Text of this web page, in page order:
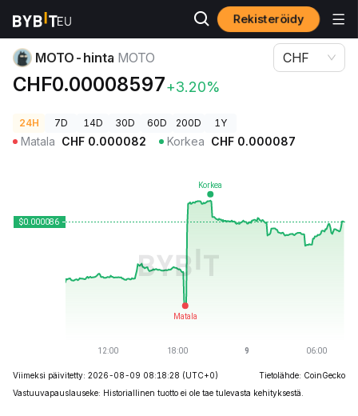
Rekisteröidy
Kryptohinnat
MOTO-hinta MOTO
CHF0.00008597+3.20%
CHF
24H 7D 14D 30D 60D 200D 1Y
Matala CHF 0.000082 Korkea CHF 0.000087
Viimeksi päivitetty: 2026-08-09 08:18:28 (UTC+0)
Tietolähde: CoinGecko
Vastuuvapauslauseke: Historiallinen tuotto ei ole tae tulevasta kehityksestä.